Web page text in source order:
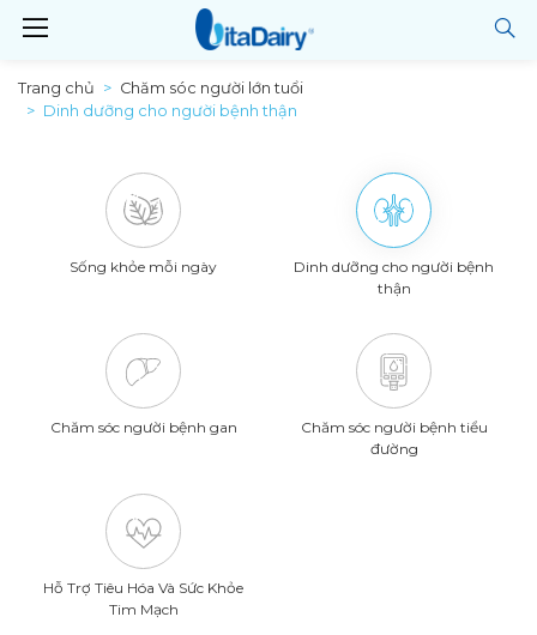
Trang chủ
Chăm sóc người lớn tuổi
Dinh dưỡng cho người bệnh thận
Sống khỏe mỗi ngày
Dinh dưỡng cho người bệnh
thận
Chăm sóc người bệnh gan
Chăm sóc người bệnh tiểu
đường
Hỗ Trợ Tiêu Hóa Và Sức Khỏe
Tim Mạch